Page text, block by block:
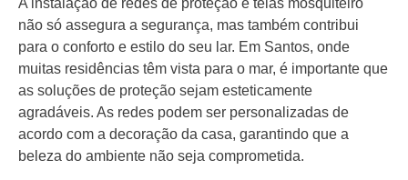
A instalação de redes de proteção e telas mosquiteiro
não só assegura a segurança, mas também contribui
para o conforto e estilo do seu lar. Em Santos, onde
muitas residências têm vista para o mar, é importante que
as soluções de proteção sejam esteticamente
agradáveis. As redes podem ser personalizadas de
acordo com a decoração da casa, garantindo que a
beleza do ambiente não seja comprometida.